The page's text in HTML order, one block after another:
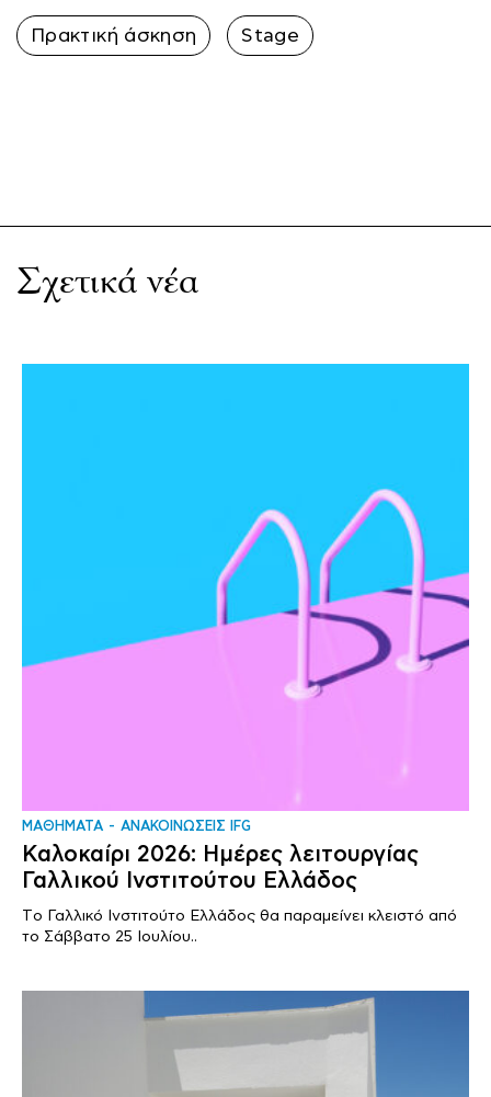
Πρακτική άσκηση Stage
Σχετικά νέα
ΜΑΘΗΜΑΤΑ ΑΝΑΚΟΙΝΩΣΕΙΣ IFG
Καλοκαίρι 2026: Ημέρες λειτουργίας
Γαλλικού Ινστιτούτου Ελλάδος
Tο Γαλλικό Ινστιτούτο Ελλάδος θα παραμείνει κλειστό από
το Σάββατο 25 Ιουλίου..